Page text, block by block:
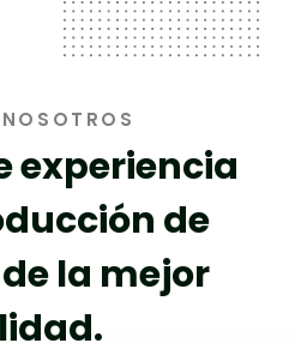
experiencia
de
la mejor